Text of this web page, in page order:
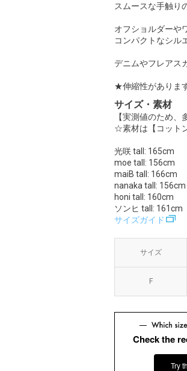
スムースな手触り
オフショルダーや
コンパクトなシル
デニムやフレアス
★伸縮性があります
サイズ・素材
【実測値のため、
☆素材は【コット
光咲 tall: 165cm
moe tall: 156cm
maiB tall: 166cm
nanaka tall: 156cm
honi tall: 160cm
ソンヒ tall: 161cm
サイズガイド
サイズ
F
サイズ
F
Check the
Try